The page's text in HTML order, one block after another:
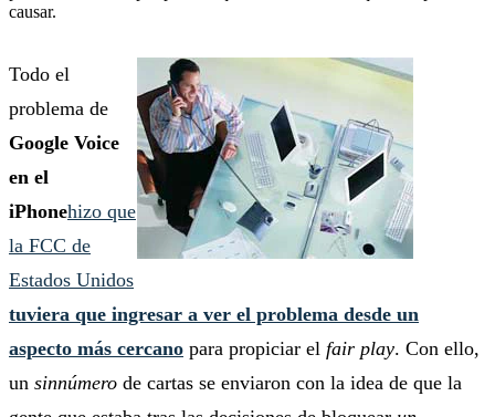
causar.
Todo el
problema de
Google Voice
en el
iPhonehizo que
la FCC de
Estados Unidos
tuviera que ingresar a ver el problema desde un
aspecto más cercano para propiciar el fair play. Con ello,
un sinnúmero de cartas se enviaron con la idea de que la